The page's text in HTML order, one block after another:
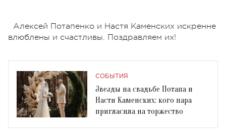
Алексей Потапенко и Настя Каменских искренне
влюблены и счастливы. Поздравляем их!
СОБЫТИЯ
Звезды на свадьбе Потапа и
Насти Каменских: кого пара
пригласила на торжество